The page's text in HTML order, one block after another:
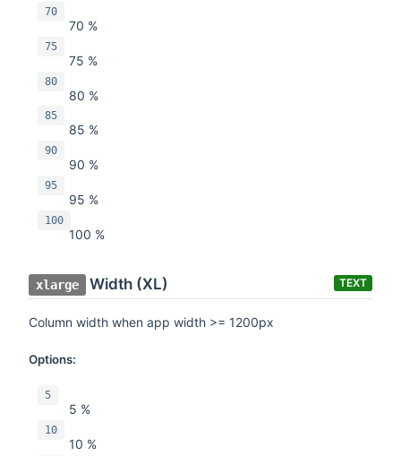
70
70 %
75
75 %
80
80 %
85
85 %
90
90 %
95
95 %
100
100 %
xlarge Width (XL) TEXT
Column width when app width >= 1200px
Options:
5
5 %
10
10 %